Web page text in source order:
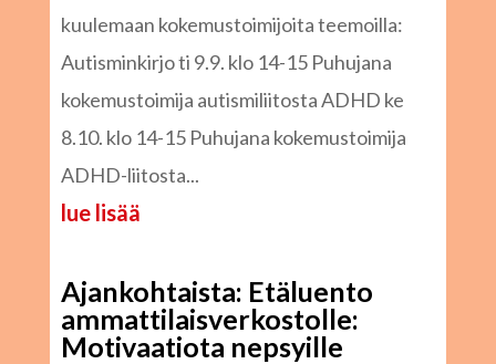
kuulemaan kokemustoimijoita teemoilla:
Autisminkirjo ti 9.9. klo 14-15 Puhujana
kokemustoimija autismiliitosta ADHD ke
8.10. klo 14-15 Puhujana kokemustoimija
ADHD-liitosta...
lue lisää
Ajankohtaista: Etäluento
ammattilaisverkostolle:
Motivaatiota nepsyille